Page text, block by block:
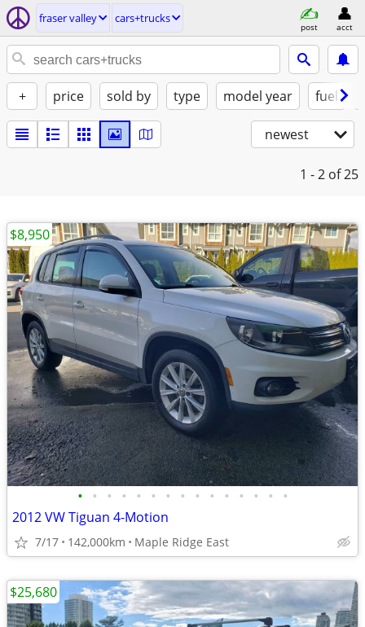
fraser valley cars+trucks
post acct
+ price sold by type model year fuel
newest
1 - 2 of 25
• • • • • • • • • • • • • • •
2012 VW Tiguan 4-Motion
7/17 142,000km Maple Ridge East
$8,950
$25,680